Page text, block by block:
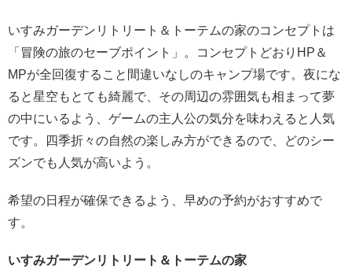
いすみガーデンリトリート＆トーテムの家のコンセプトは
「冒険の旅のセーブポイント」。コンセプトどおりHP＆
MPが全回復すること間違いなしのキャンプ場です。夜にな
ると星空もとても綺麗で、その周辺の雰囲気も相まって夢
の中にいるよう、ゲームの主人公の気分を味わえると人気
です。四季折々の自然の楽しみ方ができるので、どのシー
ズンでも人気が高いよう。
希望の日程が確保できるよう、早めの予約がおすすめで
す。
いすみガーデンリトリート＆トーテムの家